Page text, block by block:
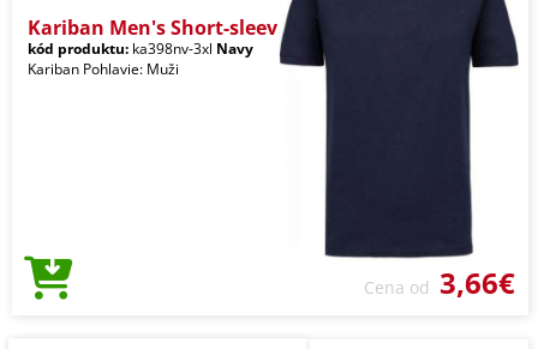
Kariban Men's Short-sleev
kód produktu: ka398nv-3xl Navy
Kariban Pohlavie: Muži
Cena od 3,66€